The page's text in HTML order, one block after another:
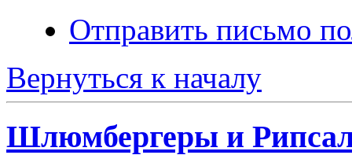
Отправить письмо
Вернуться к началу
Шлюмбергеры и